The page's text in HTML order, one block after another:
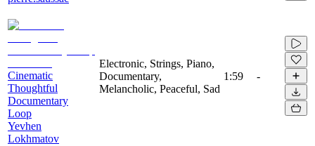
Cinematic
Thoughtful
Documentary
Loop
Yevhen
Lokhmatov
Electronic, Strings, Piano,
Documentary,
Melancholic, Peaceful, Sad
1:59 -